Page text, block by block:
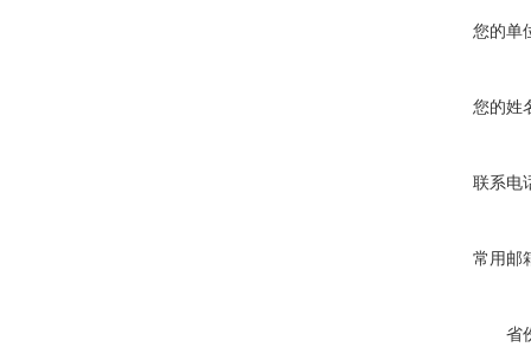
您的单
您的姓
联系电
常用邮
省